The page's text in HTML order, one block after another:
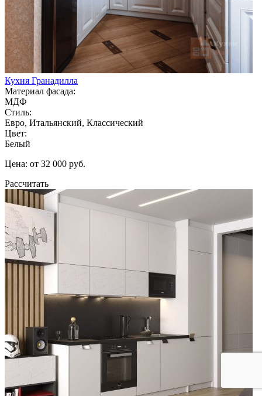
Кухня Гранадилла
Материал фасада:
МДФ
Стиль:
Евро, Итальянский, Классический
Цвет:
Белый
Цена: от 32 000 руб.
Рассчитать